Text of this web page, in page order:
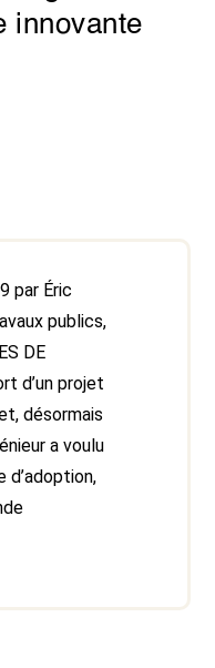
innovante
par Éric
publics,
DE
d’un projet
désormais
a voulu
d’adoption,